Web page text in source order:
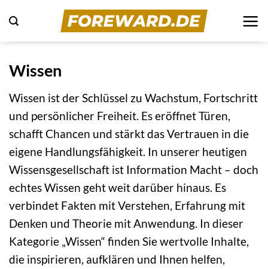
Inhalt
springen
Wissen
Wissen ist der Schlüssel zu Wachstum, Fortschritt
und persönlicher Freiheit. Es eröffnet Türen,
schafft Chancen und stärkt das Vertrauen in die
eigene Handlungsfähigkeit. In unserer heutigen
Wissensgesellschaft ist Information Macht – doch
echtes Wissen geht weit darüber hinaus. Es
verbindet Fakten mit Verstehen, Erfahrung mit
Denken und Theorie mit Anwendung. In dieser
Kategorie „Wissen“ finden Sie wertvolle Inhalte,
die inspirieren, aufklären und Ihnen helfen,